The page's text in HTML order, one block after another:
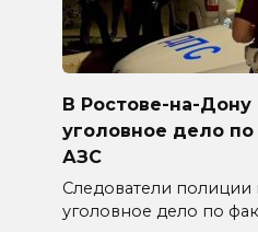
В Ростове-на-Дону
уголовное дело
АЗС
Следователи полиции
уголовное дело по